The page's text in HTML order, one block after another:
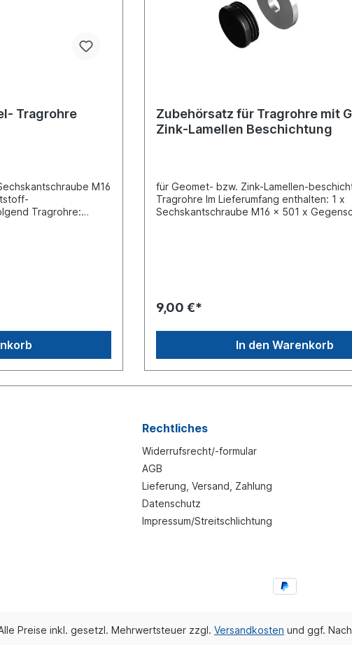
Tragrohre
M16
Tragrohre:
Zubehörsatz für Tragrohre mit
Zink-Lamellen Beschichtung
für Geomet- bzw. Zink-Lamellen-
Tragrohre Im Lieferumfang enthalten: 1 x
Sechskantschraube M16 x 501 x
9,00 €*
In den Warenkorb
Rechtliches
Widerrufsrecht/-formular
AGB
Lieferung, Versand, Zahlung
Datenschutz
Impressum/Streitschlichtung
Preise inkl. gesetzl. Mehrwertsteuer zzgl. Versandkosten und ggf.